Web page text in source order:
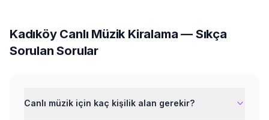
Kadıköy Canlı Müzik Kiralama — Sıkça
Sorulan Sorular
Canlı müzik için kaç kişilik alan gerekir?